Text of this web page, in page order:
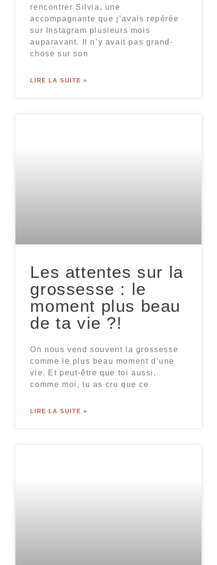
rencontrer Silvia, une
accompagnante que j’avais repérée
sur Instagram plusieurs mois
auparavant. Il n’y avait pas grand-
chose sur son
LIRE LA SUITE »
Les attentes sur la
grossesse : le
moment plus beau
de ta vie ?!
On nous vend souvent la grossesse
comme le plus beau moment d’une
vie. Et peut-être que toi aussi,
comme moi, tu as cru que ce
LIRE LA SUITE »